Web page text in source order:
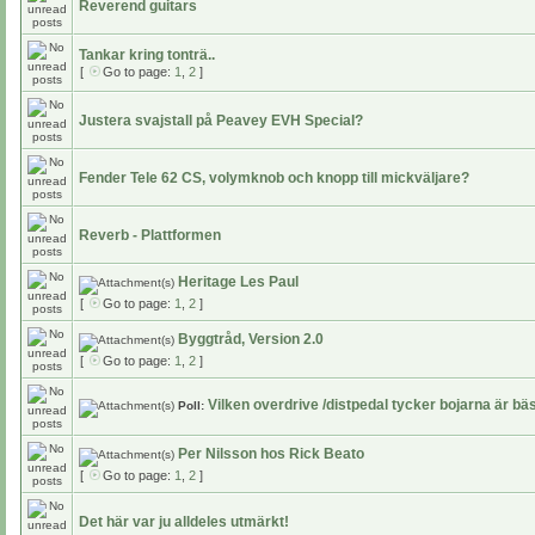
Reverend guitars
Tankar kring tonträ..
[ Go to page: 1 2 ]
Justera svajstall på Peavey EVH Special?
Fender Tele 62 CS, volymknob och knopp till mickväljare?
Reverb - Plattformen
Heritage Les Paul
[ Go to page: 1 2 ]
Byggtråd, Version 2.0
[ Go to page: 1 2 ]
Poll: Vilken overdrive /distpedal tycker bojarna är
Per Nilsson hos Rick Beato
[ Go to page: 1 2 ]
Det här var ju alldeles utmärkt!